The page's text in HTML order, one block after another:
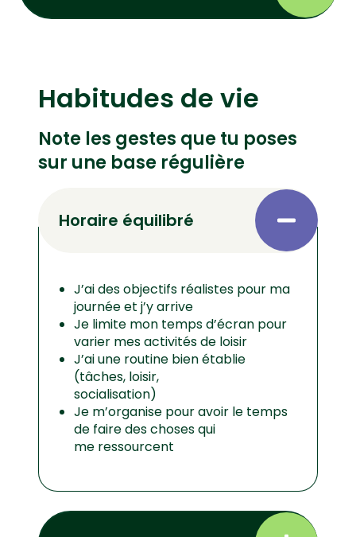
Habitudes de vie
Note les gestes que tu poses
sur une base régulière
Horaire équilibré
J’ai des objectifs réalistes pour ma
journée et j’y arrive
Je limite mon temps d’écran pour
varier mes activités de loisir
J’ai une routine bien établie
(tâches, loisir,
socialisation)
Je m’organise pour avoir le temps
de faire des choses qui
me ressourcent